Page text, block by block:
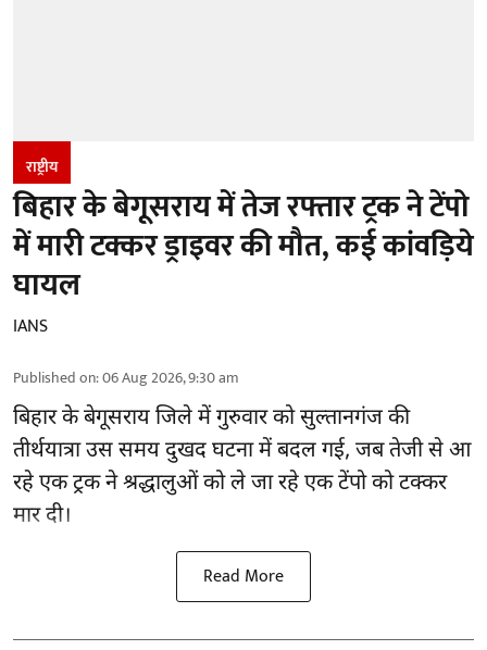
राष्ट्रीय
बिहार के बेगूसराय में तेज रफ्तार ट्रक ने टेंपो
में मारी टक्कर ड्राइवर की मौत, कई कांवड़िये
घायल
IANS
Published on:06 Aug 2026, 9:30 am
बिहारके बेगूसराय जिले में गुरुवार को सुल्तानगंज की
तीर्थयात्रा उस समय दुखद घटना में बदल गई, जब तेजी से आ
रहे एक ट्रक ने श्रद्धालुओं को ले जा रहे एक टेंपो को टक्कर
मार दी।
Read More